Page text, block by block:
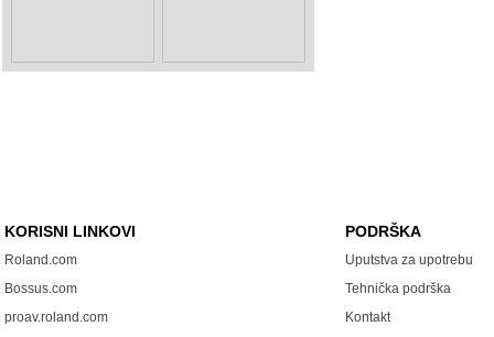
KORISNI LINKOVI
Roland.com
Bossus.com
proav.roland.com
PODRŠKA
Uputstva za upotrebu
Tehnička podrška
Kontakt